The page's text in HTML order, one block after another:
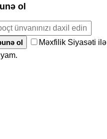
ol
ol
Məxfilik Siyasəti ilə